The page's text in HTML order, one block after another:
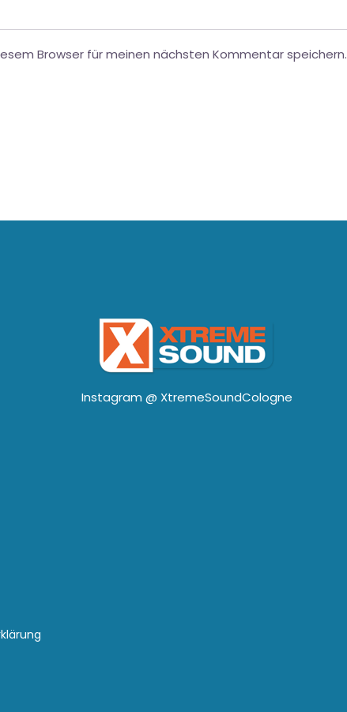
Browser für meinen nächsten Kommentar speichern.
Instagram @ XtremeSoundCologne